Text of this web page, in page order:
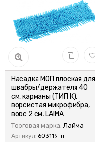
Насадка МОП плоская для
швабры/держателя 40
см, карманы (ТИП К),
ворсистая микрофибра,
ворс 2 см, LAIMA
Торговая марка: Лайма
Артикул: 603119-н